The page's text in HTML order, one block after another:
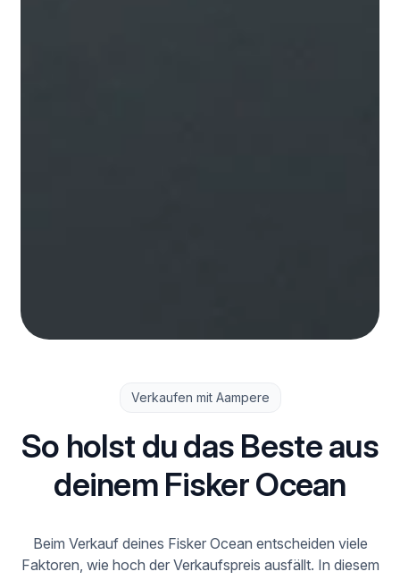
Verkaufen mit Aampere
So holst du das Beste aus
deinem Fisker Ocean
Beim Verkauf deines Fisker Ocean entscheiden viele
Faktoren, wie hoch der Verkaufspreis ausfällt. In diesem